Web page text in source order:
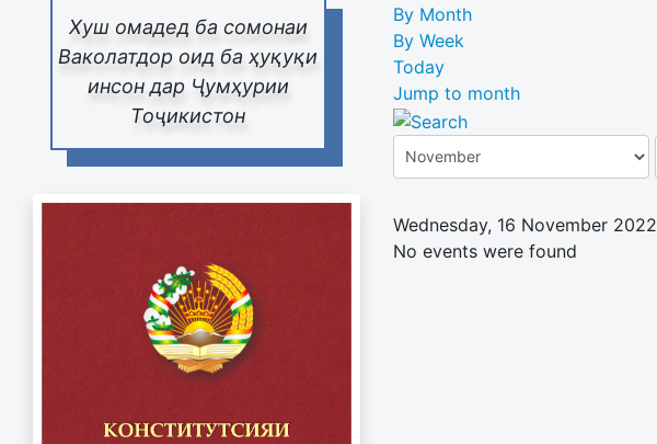
Хуш омадед ба сомонаи
Ваколатдор оид ба ҳуқуқи
инсон дар Ҷумҳурии
Тоҷикистон
By Month
By Week
Today
Jump to month
Wednesday, 16 November 2022
No events were found